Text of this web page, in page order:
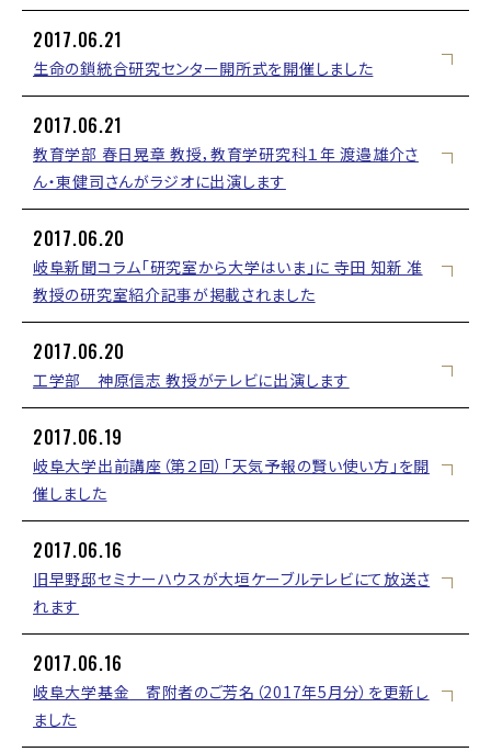
2017.06.21
生命の鎖統合研究センター開所式を開催しました
2017.06.21
教育学部 春日晃章 教授，教育学研究科１年 渡邉雄介さ
ん・東健司さんがラジオに出演します
2017.06.20
岐阜新聞コラム「研究室から大学はいま」に 寺田 知新 准
教授の研究室紹介記事が掲載されました
2017.06.20
工学部 神原信志 教授がテレビに出演します
2017.06.19
岐阜大学出前講座（第２回）「天気予報の賢い使い方」を開
催しました
2017.06.16
旧早野邸セミナーハウスが大垣ケーブルテレビにて放送さ
れます
2017.06.16
岐阜大学基金 寄附者のご芳名（2017年5月分）を更新し
ました